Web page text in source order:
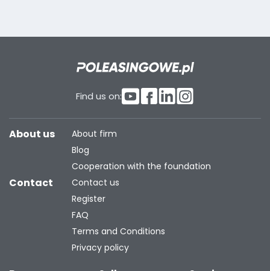
Find us on:
About us
About firm
Blog
Cooperation with the foundation
Contact
Contact us
Register
FAQ
Terms and Conditions
Privacy policy